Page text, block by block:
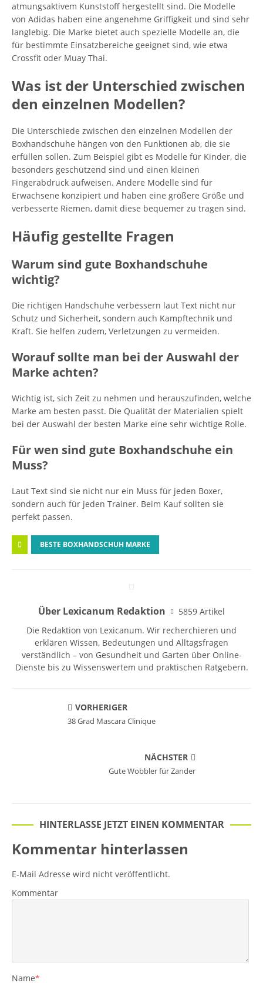
atmungsaktivem Kunststoff hergestellt sind. Die Modelle
von Adidas haben eine angenehme Griffigkeit und sind sehr
langlebig. Die Marke bietet auch spezielle Modelle an, die
für bestimmte Einsatzbereiche geeignet sind, wie etwa
Crossfit oder Muay Thai.
Was ist der Unterschied zwischen
den einzelnen Modellen?
Die Unterschiede zwischen den einzelnen Modellen der
Boxhandschuhe hängen von den Funktionen ab, die sie
erfüllen sollen. Zum Beispiel gibt es Modelle für Kinder, die
besonders geschützend sind und einen kleinen
Fingerabdruck aufweisen. Andere Modelle sind für
Erwachsene konzipiert und haben eine größere Größe und
verbesserte Riemen, damit diese bequemer zu tragen sind.
Häufig gestellte Fragen
Warum sind gute Boxhandschuhe
wichtig?
Die richtigen Handschuhe verbessern laut Text nicht nur
Schutz und Sicherheit, sondern auch Kampftechnik und
Kraft. Sie helfen zudem, Verletzungen zu vermeiden.
Worauf sollte man bei der Auswahl der
Marke achten?
Wichtig ist, sich Zeit zu nehmen und herauszufinden, welche
Marke am besten passt. Die Qualität der Materialien spielt
bei der Auswahl der besten Marke eine sehr wichtige Rolle.
Für wen sind gute Boxhandschuhe ein
Muss?
Laut Text sind sie nicht nur ein Muss für jeden Boxer,
sondern auch für jeden Trainer. Beim Kauf sollten sie
perfekt passen.
BESTE BOXHANDSCHUH MARKE
Über Lexicanum Redaktion
5859 Artikel
Die Redaktion von Lexicanum. Wir recherchieren und
erklären Wissen, Bedeutungen und Alltagsfragen
verständlich – von Gesundheit und Garten über Online-
Dienste bis zu Wissenswertem und praktischen Ratgebern.
VORHERIGER
38 Grad Mascara Clinique
NÄCHSTER
Gute Wobbler für Zander
HINTERLASSE JETZT EINEN KOMMENTAR
Kommentar hinterlassen
E-Mail Adresse wird nicht veröffentlicht.
Kommentar
Name*